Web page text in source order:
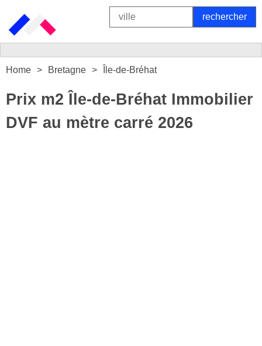
Home Bretagne Île-de-Bréhat
Prix m2 Île-de-Bréhat Immobilier
DVF au mètre carré 2026